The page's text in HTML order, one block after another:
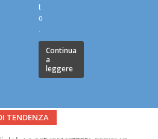
t
o
.
Continua
a
leggere
TENDENZA